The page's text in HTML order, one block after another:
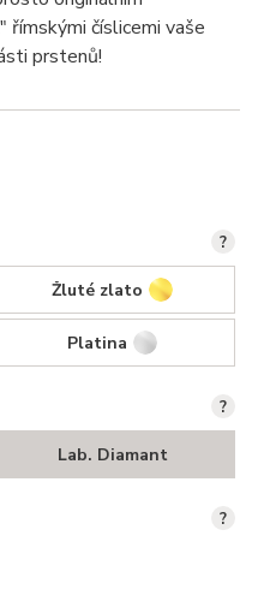
číslicemi vaše
prstenů!
Žluté zlato
Platina
?
Lab. Diamant
?
?